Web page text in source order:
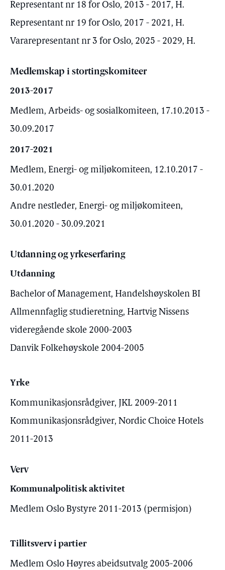
Representant nr 18 for Oslo, 2013 - 2017, H.
Representant nr 19 for Oslo, 2017 - 2021, H.
Vararepresentant nr 3 for Oslo, 2025 - 2029, H.
Medlemskap i stortingskomiteer
2013-2017
Medlem, Arbeids- og sosialkomiteen, 17.10.2013 -
30.09.2017
2017-2021
Medlem, Energi- og miljøkomiteen, 12.10.2017 -
30.01.2020
Andre nestleder, Energi- og miljøkomiteen,
30.01.2020 - 30.09.2021
Utdanning og yrkeserfaring
Utdanning
Bachelor of Management, Handelshøyskolen BI
Allmennfaglig studieretning, Hartvig Nissens
videregående skole 2000-2003
Danvik Folkehøyskole 2004-2005
Yrke
Kommunikasjonsrådgiver, JKL 2009-2011
Kommunikasjonsrådgiver, Nordic Choice Hotels
2011-2013
Verv
Kommunalpolitisk aktivitet
Medlem Oslo Bystyre 2011-2013 (permisjon)
Tillitsverv i partier
Medlem Oslo Høyres abeidsutvalg 2005-2006